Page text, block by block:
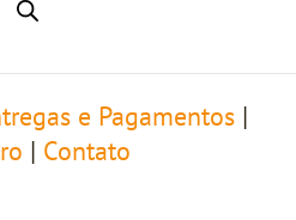
e Pagamentos
Contato